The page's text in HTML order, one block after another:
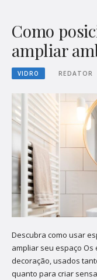
Como
ampliar
VIDRO REDATOR
Descubra como usar
ampliar seu espaço
decoração, usados
quanto para criar